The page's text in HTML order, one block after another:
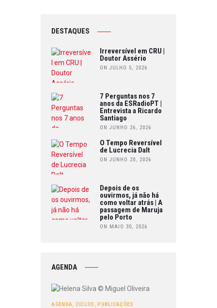
DESTAQUES
Irreversível em CRU |
Doutor Assério
ON JULHO 5, 2026
7 Perguntas nos 7
anos da ESRadioPT |
Entrevista a Ricardo
Santiago
ON JUNHO 26, 2026
O Tempo Reversível
de Lucrecia Dalt
ON JUNHO 20, 2026
Depois de os
ouvirmos, já não há
como voltar atrás | A
passagem de Maruja
pelo Porto
ON MAIO 30, 2026
AGENDA
AGENDA, CICLOS , PUBLICAÇÕES